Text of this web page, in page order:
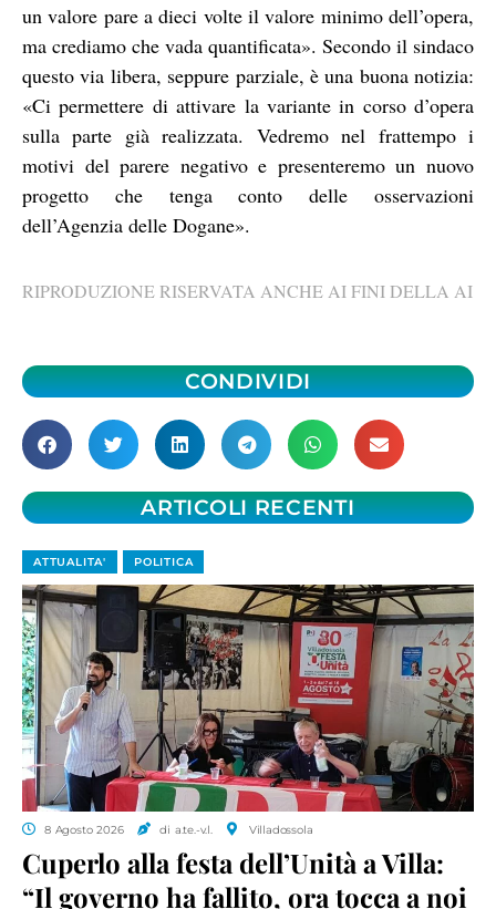
un valore pare a dieci volte il valore minimo dell’opera,
ma crediamo che vada quantificata». Secondo il sindaco
questo via libera, seppure parziale, è una buona notizia:
«Ci permettere di attivare la variante in corso d’opera
sulla parte già realizzata. Vedremo nel frattempo i
motivi del parere negativo e presenteremo un nuovo
progetto che tenga conto delle osservazioni
dell’Agenzia delle Dogane».
RIPRODUZIONE RISERVATA ANCHE AI FINI DELLA AI
CONDIVIDI
ARTICOLI RECENTI
ATTUALITA' POLITICA
8 Agosto 2026 di a.te.-v.l. Villadossola
Cuperlo alla festa dell’Unità a Villa:
“Il governo ha fallito, ora tocca a noi